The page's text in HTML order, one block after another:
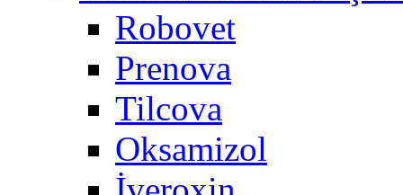
Robovet
Prenova
Tilcova
Oksamizol